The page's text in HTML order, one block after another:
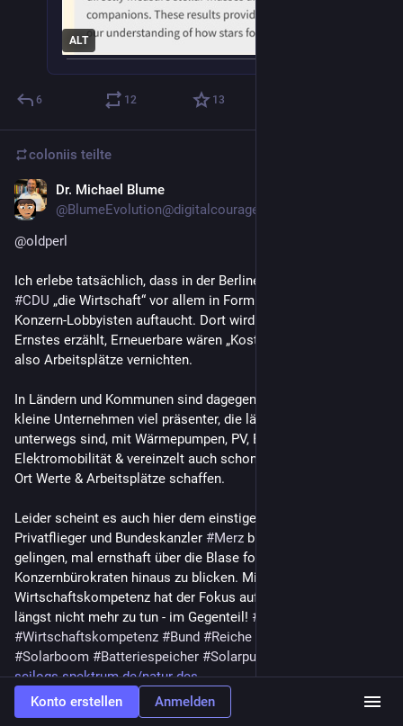
ALT
6 12 13
coloniis teilte
Dr. Michael Blume
@BlumeEvolution@digitalcourage.social
@oldperl
#CDU „die Wirtschaft“ vor allem in Form von (meist fossilen)
Konzern-Lobbyisten auftaucht. Dort wird noch immer allen
Ernstes erzählt, Erneuerbare wären „Kostentreiber“ & würden
also Arbeitsplätze vernichten.
In Ländern und Kommunen sind dagegen mittelständische und
kleine Unternehmen viel präsenter, die längst post-fossil
unterwegs sind, mit Wärmepumpen, PV, Batteriespeichern,
Elektromobilität & vereinzelt auch schon Elektrolyseuren vor
Ort Werte & Arbeitsplätze schaffen.
Leider scheint es auch hier dem einstigen Blackrock-Buddy,
Privatflieger und Bundeskanzler #Merz bisher nicht zu
gelingen, mal ernsthaft über die Blase fossiler
Konzernbürokraten hinaus zu blicken. Mit echter
Wirtschaftskompetenz hat der Fokus auf fossilen Lobbyismus
längst nicht mehr zu tun - im Gegenteil! #
#Wirtschaftskompetenz #Bund #Reiche
#Solarboom #Batteriespeicher #Solarpunk
scilogs.spektrum.de/natur-des-
Konto erstellen
Anmelden